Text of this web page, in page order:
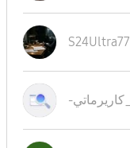
S24Ultra77
-كاريرماتي_